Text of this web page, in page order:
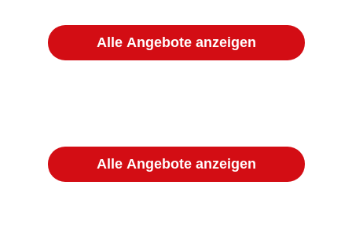
Alle Angebote anzeigen
Alle Angebote anzeigen